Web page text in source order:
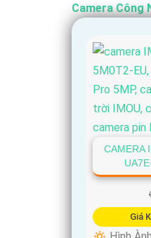
Camera Công
CAMERA
Giá